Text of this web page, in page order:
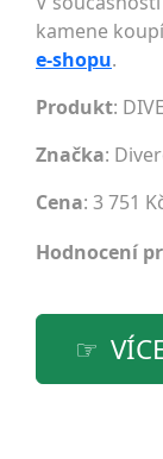
kamene
e-shopu.
Produkt:
Značka:
Cena: 3 751
Hodnocení